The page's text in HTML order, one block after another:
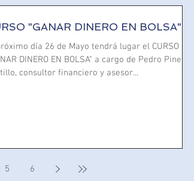
"GANAR DINERO EN BOLSA"
día 26 de Mayo tendrá lugar el CURSO
DINERO EN BOLSA" a cargo de Pedro Pinedo
consultor financiero y asesor...
5 6